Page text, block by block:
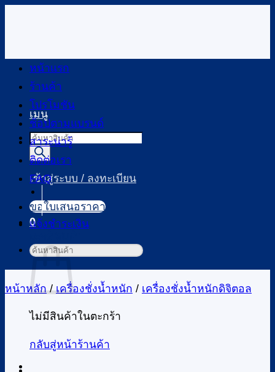
เนื้อหา
เมนู
Products
search
เข้าสู่ระบบ / ลงทะเบียน
0
ไม่มีสินค้าในตะกร้า
กลับสู่หน้าร้านค้า
หน้าแรก
ร้านค้า
โปรโมชัน
ช้อปตามแบรนด์
สาระน่ารู้
ติดต่อเรา
FAQ
ขอใบเสนอราคา
แจ้งชำระเงิน
ค้นหา:
หน้าหลัก / เครื่องชั่งน้ำหนัก / เครื่องชั่งน้ำหนักดิจิตอล